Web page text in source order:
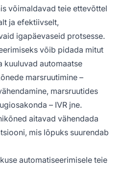
võimaldavad teie ettevõttel
ja efektiivselt,
igapäevaseid protsesse.
võib pidada mitut
kuuluvad automaatse
marsruutimine –
marsruutides
– IVR jne.
aitavad vähendada
mis lõpuks suurendab
automatiseerimisele teie